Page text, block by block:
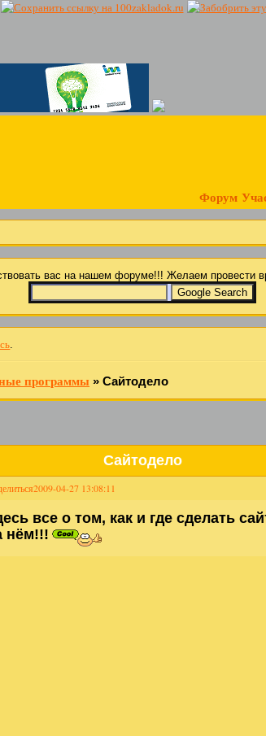
Форум
вас на нашем форуме!!! Желаем
программы »Сайтодело
Сайтодело
2009-04-27 13:08:11
все о том, как и где сделать
нём!!!